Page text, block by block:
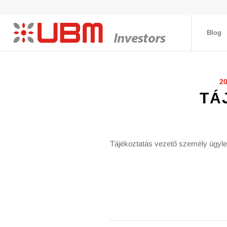
Blog
Tájékoztatás vezető személy